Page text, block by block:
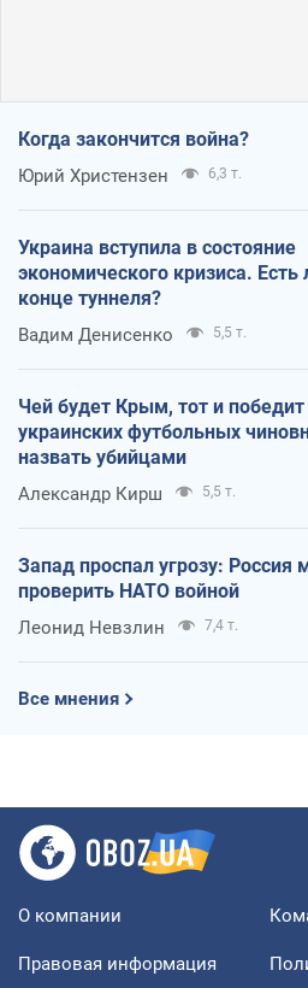
Когда закончится война?
Юрий Христензен 6,3 т.
Украина вступила в состояние
экономического кризиса. Есть
конце туннеля?
Вадим Денисенко 5,5 т.
Чей будет Крым, тот и победит
украинских футбольных
назвать убийцами
Александр Кирш 5,5 т.
Запад проспал угрозу: Россия
проверить НАТО войной
Леонид Невзлин 7,4 т.
Все мнения
О компании
Правовая информация